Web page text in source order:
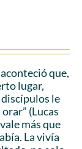
que,
lugar,
discípulos le
(Lucas
más que
La vivía